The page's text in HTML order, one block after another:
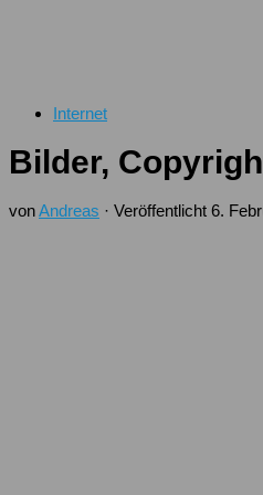
Internet
Bilder,
vonAndreas · Veröffentlicht 6.